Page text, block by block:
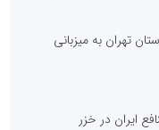
تهران به میزبانی
ایران در خزر